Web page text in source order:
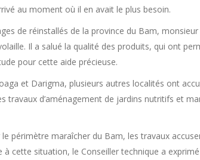
au moment où il en avait le plus besoin.
de réinstallés de la province du Bam,
Il a salué la qualité des produits, qui ont
pour cette aide précieuse.
et Darigma, plusieurs autres localités ont
travaux d’aménagement de jardins nutritifs et
le périmètre maraîcher du Bam, les travaux
à cette situation, le Conseiller technique a